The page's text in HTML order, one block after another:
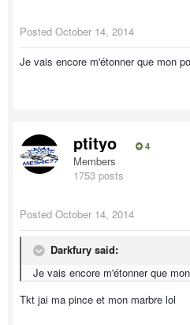
Posted October 14, 2014
Je vais encore m'étonner que mon
ptityo 4
Members
1753 posts
Posted October 14, 2014
Darkfury said:
Je vais encore m'étonner que
Tkt jai ma pince et mon marbre lol